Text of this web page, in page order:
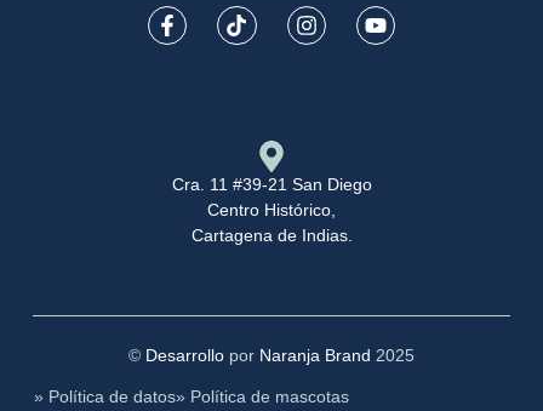
Cra. 11 #39-21 San Diego
Centro Histórico,
Cartagena de Indias.
© Desarrollo por Naranja Brand 2025
» Política de datos» Política de mascotas